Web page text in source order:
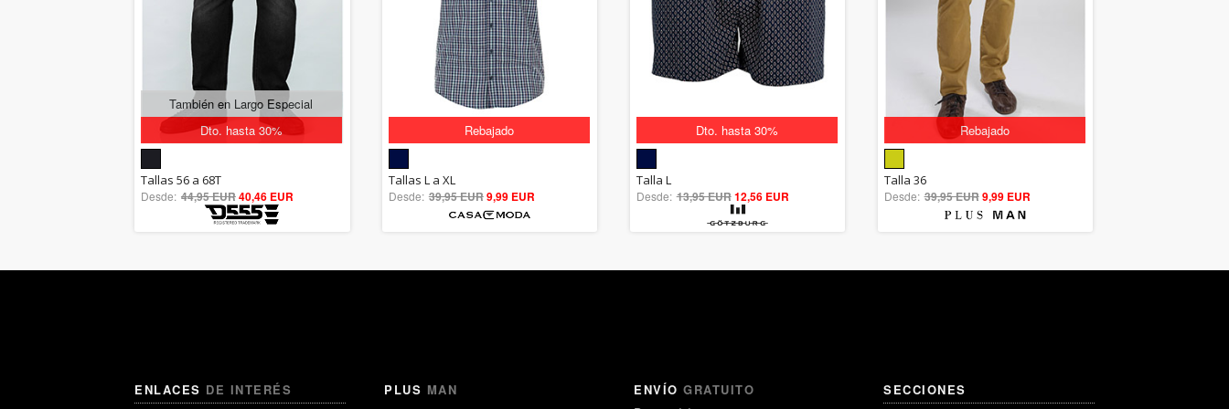
Dto. hasta 30%
También en Largo Especial
5.00
out of 5
Tallas 56 a 68T
Desde: 44,95 EUR40,46 EUR
Rebajado
out of 5
Tallas L a XL
Desde: 39,95 EUR9,99 EUR
Dto. hasta 30%
out of 5
Talla L
Desde: 13,95 EUR12,56 EUR
Rebajado
out of 5
Talla 36
Desde: 39,95 EUR9,99 EUR
ENLACES DE INTERÉS PLUS MAN
ENVÍO GRATUITO
SECCIONES